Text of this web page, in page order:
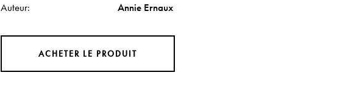
Auteur Annie Ernaux
ACHETER LE PRODUIT